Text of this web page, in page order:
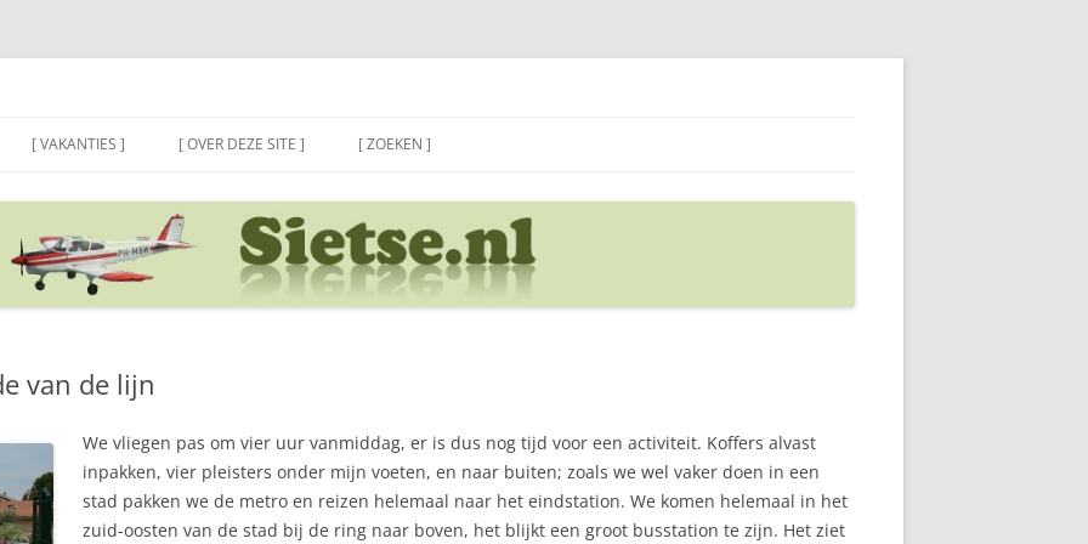
[ VAKANTIES ] [ OVER DEZE SITE ] [ ZOEKEN ]
van de lijn
We vliegen pas om vier uur vanmiddag, er is dus nog tijd voor een activiteit. Koffers alvast
inpakken, vier pleisters onder mijn voeten, en naar buiten; zoals we wel vaker doen in een
stad pakken we de metro en reizen helemaal naar het eindstation. We komen helemaal in het
zuid-oosten van de stad bij de ring naar boven, het blijkt een groot busstation te zijn. Het ziet